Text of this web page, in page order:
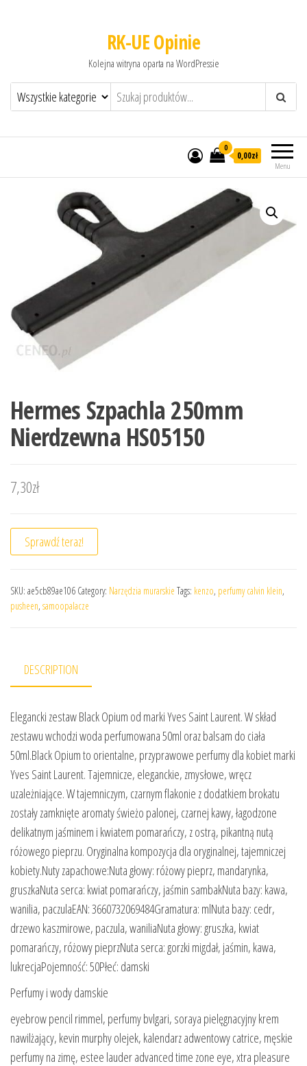
RK-UE Opinie
Kolejna witryna oparta na WordPressie
Menu
0
0,00zł
Hermes Szpachla 250mm
Nierdzewna HS05150
7,30zł
Sprawdź teraz!
SKU: ae5cb89ae106 Category: Narzędzia murarskie Tags: kenzo, perfumy calvin klein,
pusheen, samoopalacze
DESCRIPTION
Elegancki zestaw Black Opium od marki Yves Saint Laurent. W skład
zestawu wchodzi woda perfumowana 50ml oraz balsam do ciała
50ml.Black Opium to orientalne, przyprawowe perfumy dla kobiet marki
Yves Saint Laurent. Tajemnicze, eleganckie, zmysłowe, wręcz
uzależniające. W tajemniczym, czarnym flakonie z dodatkiem brokatu
zostały zamknięte aromaty świeżo palonej, czarnej kawy, łagodzone
delikatnym jaśminem i kwiatem pomarańczy, z ostrą, pikantną nutą
różowego pieprzu. Oryginalna kompozycja dla oryginalnej, tajemniczej
kobiety.Nuty zapachowe:Nuta głowy: różowy pieprz, mandarynka,
gruszkaNuta serca: kwiat pomarańczy, jaśmin sambakNuta bazy: kawa,
wanilia, paczulaEAN: 3660732069484Gramatura: mlNuta bazy: cedr,
drzewo kaszmirowe, paczula, waniliaNuta głowy: gruszka, kwiat
pomarańczy, różowy pieprzNuta serca: gorzki migdał, jaśmin, kawa,
lukrecjaPojemność: 50Płeć: damski
Perfumy i wody damskie
eyebrow pencil rimmel, perfumy bvlgari, soraya pielęgnacyjny krem
nawilżający, kevin murphy olejek, kalendarz adwentowy catrice, męskie
perfumy na zimę, estee lauder advanced time zone eye, xtra pleasure